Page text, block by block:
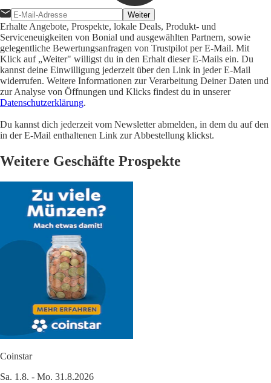
Weiter
Erhalte Angebote, Prospekte, lokale Deals, Produkt- und
Serviceneuigkeiten von Bonial und ausgewählten Partnern, sowie
gelegentliche Bewertungsanfragen von Trustpilot per E-Mail. Mit
Klick auf „Weiter" willigst du in den Erhalt dieser E-Mails ein. Du
kannst deine Einwilligung jederzeit über den Link in jeder E-Mail
widerrufen. Weitere Informationen zur Verarbeitung Deiner Daten und
zur Analyse von Öffnungen und Klicks findest du in unserer
Datenschutzerklärung.
Du kannst dich jederzeit vom Newsletter abmelden, in dem du auf den
in der E-Mail enthaltenen Link zur Abbestellung klickst.
Weitere Geschäfte Prospekte
Coinstar
Sa. 1.8. - Mo. 31.8.2026